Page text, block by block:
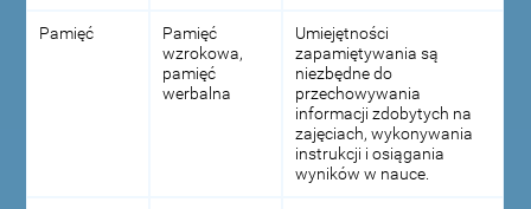
Pamięć
Pamięć
wzrokowa,
pamięć
werbalna
Umiejętności
zapamiętywania są
niezbędne do
przechowywania
informacji zdobytych na
zajęciach, wykonywania
instrukcji i osiągania
wyników w nauce.